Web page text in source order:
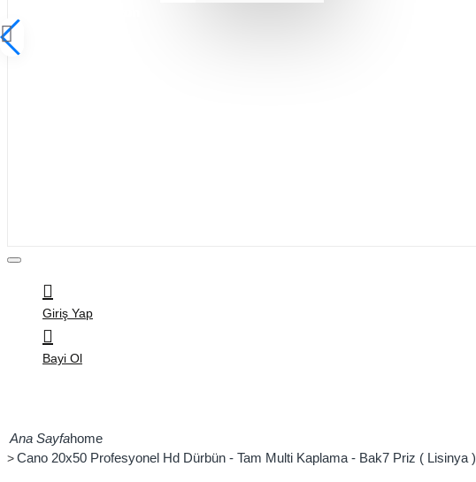
Giriş Yap
Bayi Ol
home
Cano 20x50 Profesyonel Hd Dürbün - Tam Multi Kaplama - Bak7 Priz ( Lisinya )